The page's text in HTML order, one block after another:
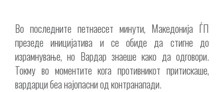
Во последните петнаесет минути, Македонија ЃП
презеде иницијатива и се обиде да стигне до
израмнување, но Вардар знаеше како да одговори.
Токму во моментите кога противникот притискаше,
вардарци беа најопасни од контранапади.